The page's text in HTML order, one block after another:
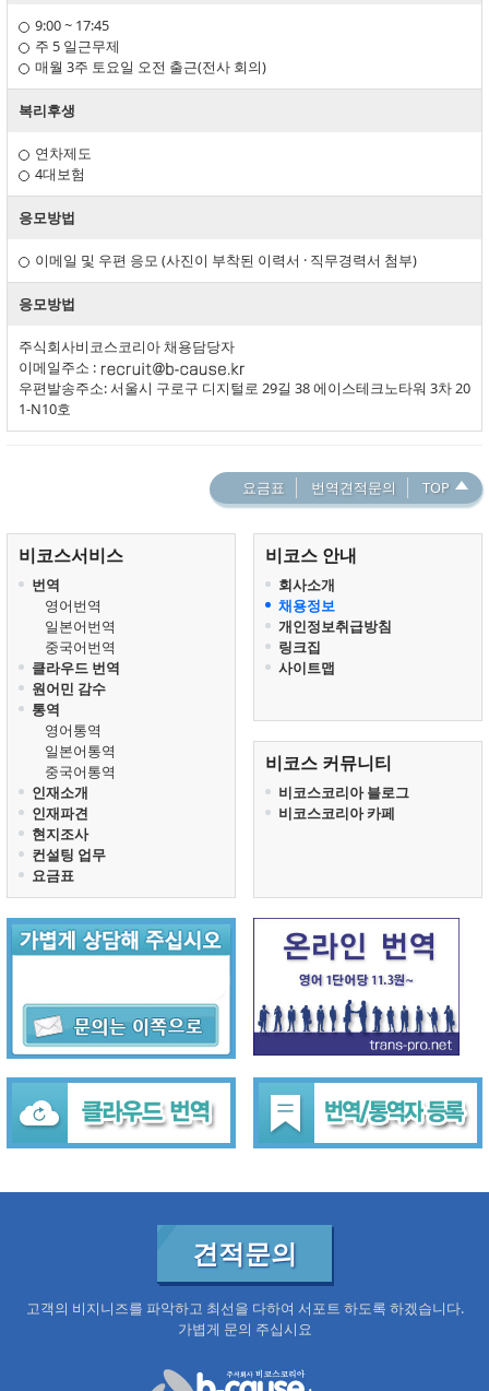
비코스서비스
번역
영어번역
일본어번역
중국어번역
클라우드 번역
원어민 감수
통역
영어통역
일본어통역
중국어통역
인재소개
인재파견
현지조사
컨설팅 업무
요금표
비코스 안내
회사소개
채용정보
개인정보취급방침
링크집
사이트맵
비코스 커뮤니티
비코스코리아 블로그
비코스코리아 카페
9:00 ~ 17:45
주 5 일근무제
매월 3주 토요일 오전 출근(전사 회의)
복리후생
연차제도
4대보험
응모방법
이메일 및 우편 응모 (사진이 부착된 이력서 · 직무경력서 첨부)
응모방법
주식회사비코스코리아 채용담당자
이메일주소 :
우편발송주소: 서울시 구로구 디지털로 29길 38 에이스테크노타워 3차 20
1-N10호
요금표 번역견적문의 TOP
견적문의
고객의 비지니즈를 파악하고 최선을 다하여 서포트 하도록 하겠습니다.
가볍게 문의 주십시요